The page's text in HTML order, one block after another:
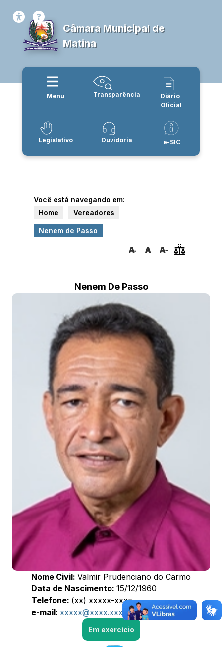
Câmara Municipal de
Matina
Menu Transparência
Diário
Oficial
Legislativo Ouvidoria e-SIC
Você está navegando em:
Home
Vereadores
Nenem de Passo
Nenem De Passo
Nome Civil: Valmir Prudenciano do Carmo
Data de Nascimento: 15/12/1960
Telefone: (xx) xxxxx-xxxx
e-mail: xxxxx@xxxx.xxx
Em exercício